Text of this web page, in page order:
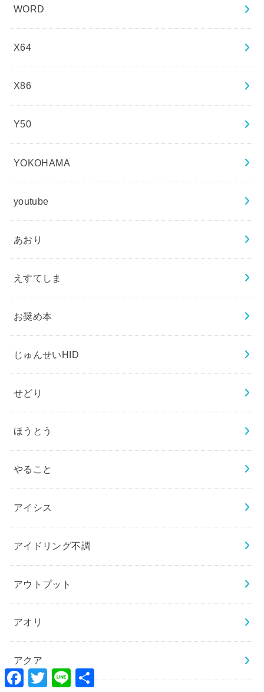
WORD
X64
X86
Y50
YOKOHAMA
youtube
あおり
えすてしま
お奨め本
じゅんせいHID
せどり
ほうとう
やること
アイシス
アイドリング不調
アウトプット
アオリ
アクア
Facebook
TwitterLine
有